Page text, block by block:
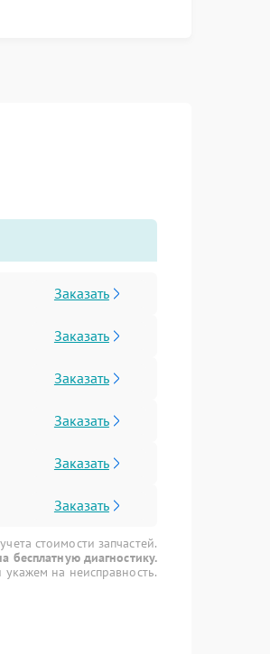
Заказать
Заказать
Заказать
Заказать
Заказать
Заказать
стоимости запчастей.
бесплатную диагностику.
на неисправность.